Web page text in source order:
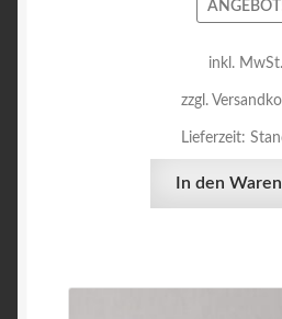
inkl. MwSt.
zzgl.
Lieferzeit:
In den